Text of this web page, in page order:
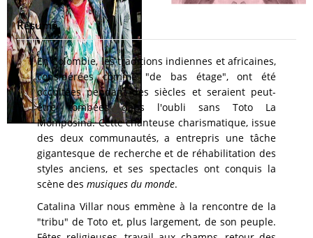
Résumé
En Colombie, les traditions indiennes et africaines,
considérées comme "de bas étage", ont été
occultées pendant des siècles et seraient peut-
être tombées dans l'oubli sans Toto La
Momposina. Cette chanteuse charismatique, issue
des deux communautés, a entrepris une tâche
gigantesque de recherche et de réhabilitation des
styles anciens, et ses spectacles ont conquis la
scène des musiques du monde.
Catalina Villar nous emmène à la rencontre de la
"tribu" de Toto et, plus largement, de son peuple.